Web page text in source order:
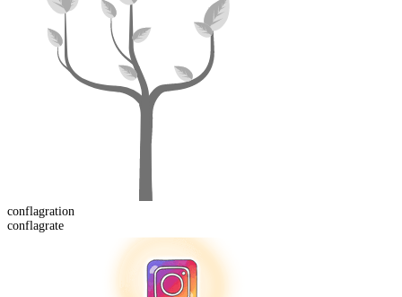
conflagration
conflagrate